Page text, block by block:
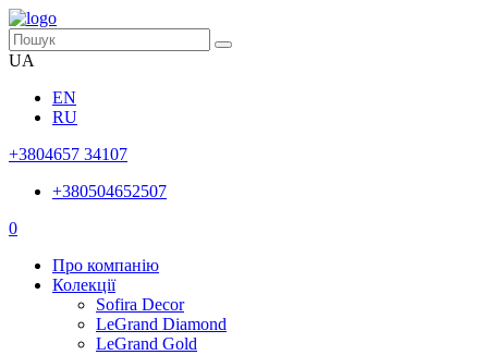
UA
EN
RU
+3804657 34107
+380504652507
0
Про компанію
Колекції
Sofira Decor
LeGrand Diamond
LeGrand Gold